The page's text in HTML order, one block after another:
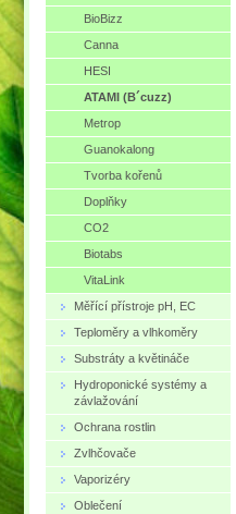
BioBizz
Canna
HESI
ATAMI (B´cuzz)
Metrop
Guanokalong
Tvorba kořenů
Doplňky
CO2
Biotabs
VitaLink
Měřící přístroje pH, EC
Teploměry a vlhkoměry
Substráty a květináče
Hydroponické systémy a
závlažování
Ochrana rostlin
Zvlhčovače
Vaporizéry
Oblečení